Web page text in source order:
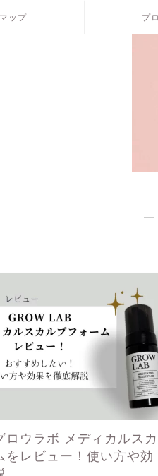
ップ プ
―
ロウラボ メディカルスカ
をレビュー！使い方や効